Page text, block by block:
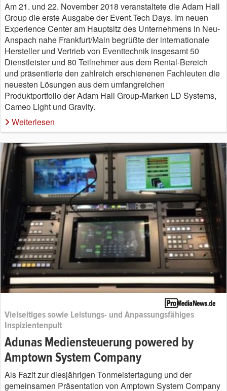
Am 21. und 22. November 2018 veranstaltete die Adam Hall
Group die erste Ausgabe der Event.Tech Days. Im neuen
Experience Center am Hauptsitz des Unternehmens in Neu-
Anspach nahe Frankfurt/Main begrüßte der internationale
Hersteller und Vertrieb von Eventtechnik insgesamt 50
Dienstleister und 80 Teilnehmer aus dem Rental-Bereich
und präsentierte den zahlreich erschienenen Fachleuten die
neuesten Lösungen aus dem umfangreichen
Produktportfolio der Adam Hall Group-Marken LD Systems,
Cameo Light und Gravity.
Weiterlesen
Vielseitiges sowie Leistungs- und Anpassungsfähiges
Inspizientenpult
Adunas Mediensteuerung powered by
Amptown System Company
Als Fazit zur diesjährigen Tonmeistertagung und der
gemeinsamen Präsentation von Amptown System Company